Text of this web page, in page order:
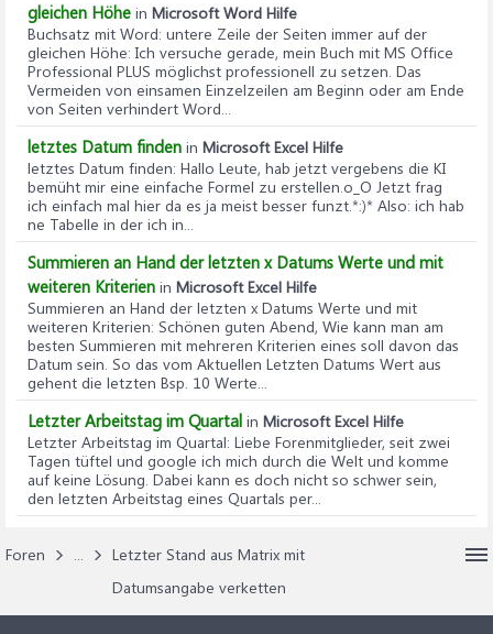
gleichen Höhe in Microsoft Word Hilfe
Buchsatz mit Word: untere Zeile der Seiten immer auf der
gleichen Höhe: Ich versuche gerade, mein Buch mit MS Office
Professional PLUS möglichst professionell zu setzen. Das
Vermeiden von einsamen Einzelzeilen am Beginn oder am Ende
von Seiten verhindert Word...
letztes Datum finden in Microsoft Excel Hilfe
letztes Datum finden: Hallo Leute, hab jetzt vergebens die KI
bemüht mir eine einfache Formel zu erstellen.o_O Jetzt frag
ich einfach mal hier da es ja meist besser funzt.*:)* Also: ich hab
ne Tabelle in der ich in...
Summieren an Hand der letzten x Datums Werte und mit
weiteren Kriterien in Microsoft Excel Hilfe
Summieren an Hand der letzten x Datums Werte und mit
weiteren Kriterien: Schönen guten Abend, Wie kann man am
besten Summieren mit mehreren Kriterien eines soll davon das
Datum sein. So das vom Aktuellen Letzten Datums Wert aus
gehent die letzten Bsp. 10 Werte...
Letzter Arbeitstag im Quartal in Microsoft Excel Hilfe
Letzter Arbeitstag im Quartal: Liebe Forenmitglieder, seit zwei
Tagen tüftel und google ich mich durch die Welt und komme
auf keine Lösung. Dabei kann es doch nicht so schwer sein,
den letzten Arbeitstag eines Quartals per...
Foren ...
Letzter Stand aus Matrix mit
Datumsangabe verketten